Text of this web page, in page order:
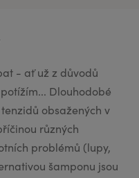
- ať už z důvodů
Dlouhodobé
obsažených v
různých
problémů (lupy,
šamponu jsou